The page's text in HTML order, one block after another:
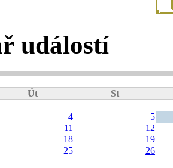
událostí
Út St
4
5
11
12
18
19
25
26